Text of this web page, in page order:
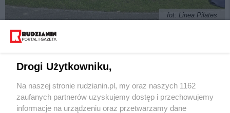
fot: Linea Pilates
Wydawca mediów
Drogi Użytkowniku,
Na naszej stronie rudzianin.pl, my oraz naszych 1162
zaufanych partnerów uzyskujemy dostęp i przechowujemy
informacje na urządzeniu oraz przetwarzamy dane